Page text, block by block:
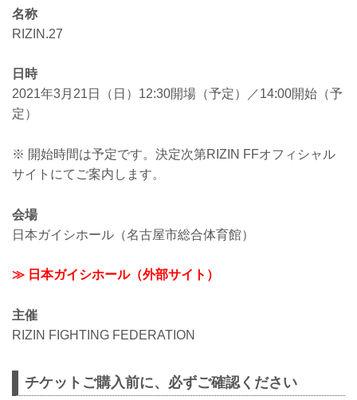
名称
RIZIN.27
日時
2021年3月21日（日）12:30開場（予定）／14:00開始（予
定）
※ 開始時間は予定です。決定次第RIZIN FFオフィシャル
サイトにてご案内します。
会場
日本ガイシホール（名古屋市総合体育館）
≫ 日本ガイシホール（外部サイト）
主催
RIZIN FIGHTING FEDERATION
チケットご購入前に、必ずご確認ください